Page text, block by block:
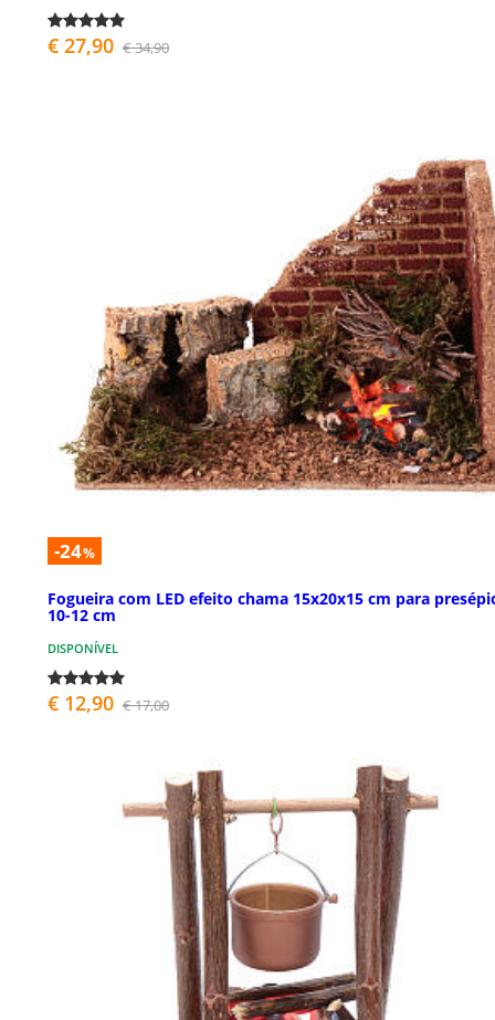
€ 27,90 € 34,90
-24%
Fogueira com LED efeito chama 15x20x15 cm para
10-12 cm
DISPONÍVEL
€ 12,90 € 17,00